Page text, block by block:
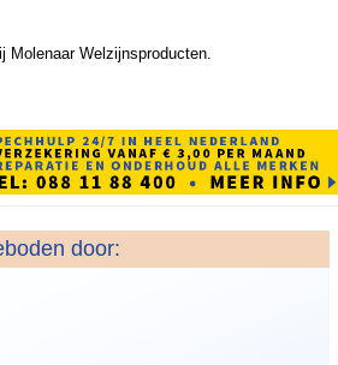
Molenaar Welzijnsproducten.
door: